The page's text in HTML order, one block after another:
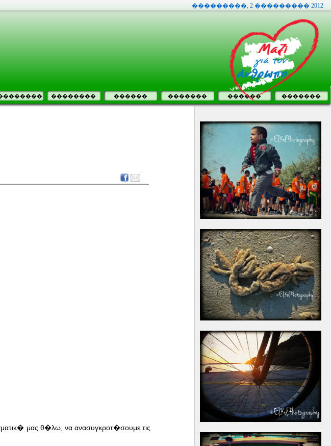
���������, 2 ��������� 2012
�������� ������ ������� ������ �������
μας θ�λω, να ανασυγκροτ�σουμε τις